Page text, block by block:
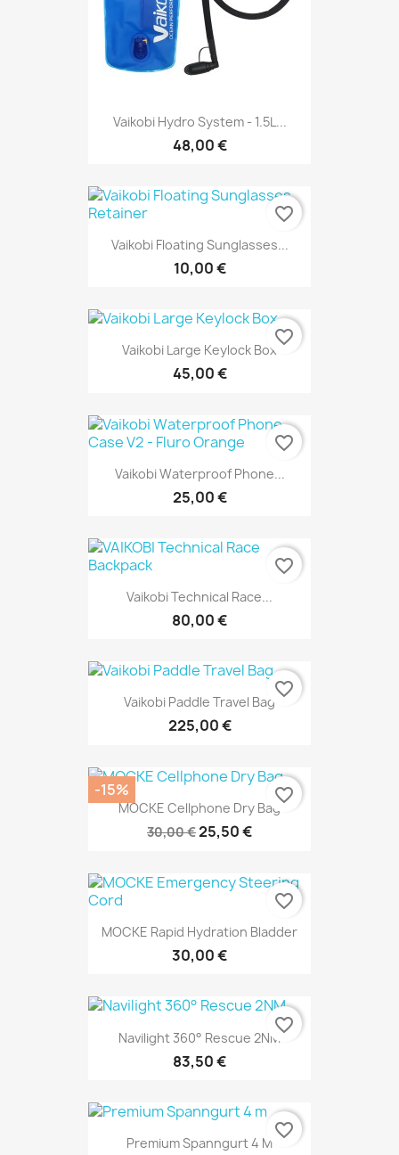
Vaikobi Hydro System - 1.5L...
48,00 €
Vaikobi Floating Sunglasses...
10,00 €
favorite_border
Vaikobi Large Keylock Box
45,00 €
favorite_border
Vaikobi Waterproof Phone...
25,00 €
favorite_border
Vaikobi Technical Race...
80,00 €
favorite_border
Vaikobi Paddle Travel Bag
225,00 €
favorite_border
MOCKE Cellphone Dry Bag
30,00 €25,50 €
-15% favorite_border
MOCKE Rapid Hydration Bladder
30,00 €
favorite_border
Navilight 360° Rescue 2NM
83,50 €
favorite_border
Premium Spanngurt 4 M
favorite_border